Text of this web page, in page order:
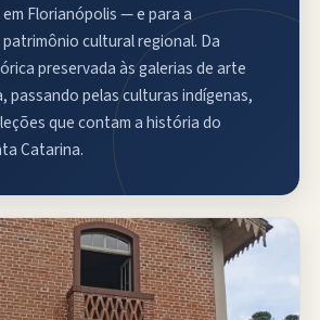
Florianópolis — e para a
cultural regional. Da
preservada às galerias de arte
passando pelas culturas indígenas,
que contam a história do
Catarina.